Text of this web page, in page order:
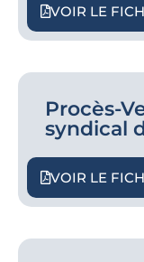
VOIR LE
Procès-
syndical
VOIR LE